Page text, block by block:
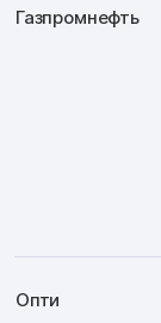
Газпромнефть
Опти